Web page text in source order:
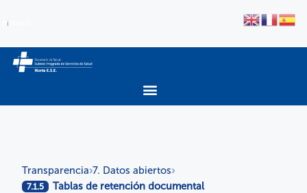
Transparencia›7. Datos abiertos›
7.1.5 Tablas de retención documental